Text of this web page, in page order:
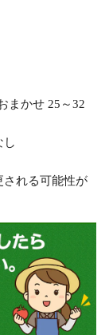
まかせ 25～32
し
される可能性が